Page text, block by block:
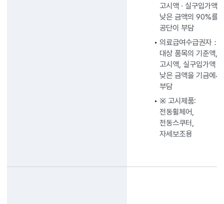
고시액 · 실구입가액
낮은 금액의 90%를
공단이 부담
의료급여수급권자：
대상 품목의 기준액,
고시액, 실구입가액 중
낮은 금액을 기금에서
부담
※ 고시제품:
전동휠체어,
전동스쿠터,
자세보조용